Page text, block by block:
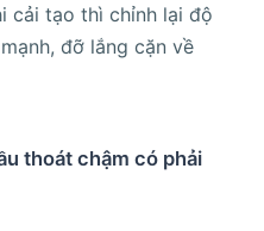
cải tạo thì chỉnh lại độ
đỡ lắng cặn về
thoát chậm có phải